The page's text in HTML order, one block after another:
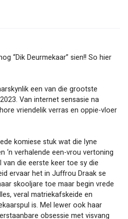
“Dik Deurmekaar” sien!! So hier
een van die grootste
Van internet sensasie na
vriendelik verras en oppie-vloer
komiese stuk wat die lyne
‘n verhalende een-vrou vertoning
van die eerste keer toe sy die
ervaar het in Juffrou Draak se
skooljare toe maar begin vrede
veral matriekafskeide en
is. Mel lewer ook haar
obsessie met visvang